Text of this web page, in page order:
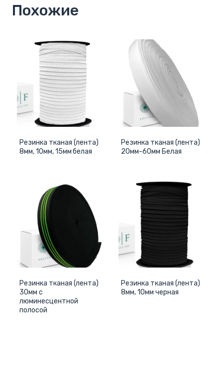
Похожие
Резинка тканая (лента)
8мм, 10мм, 15мм белая
Резинка тканая (лента)
20мм-60мм Белая
Резинка тканая (лента)
30мм с
люминесцентной
полосой
Резинка тканая (лента)
8мм, 10мм черная